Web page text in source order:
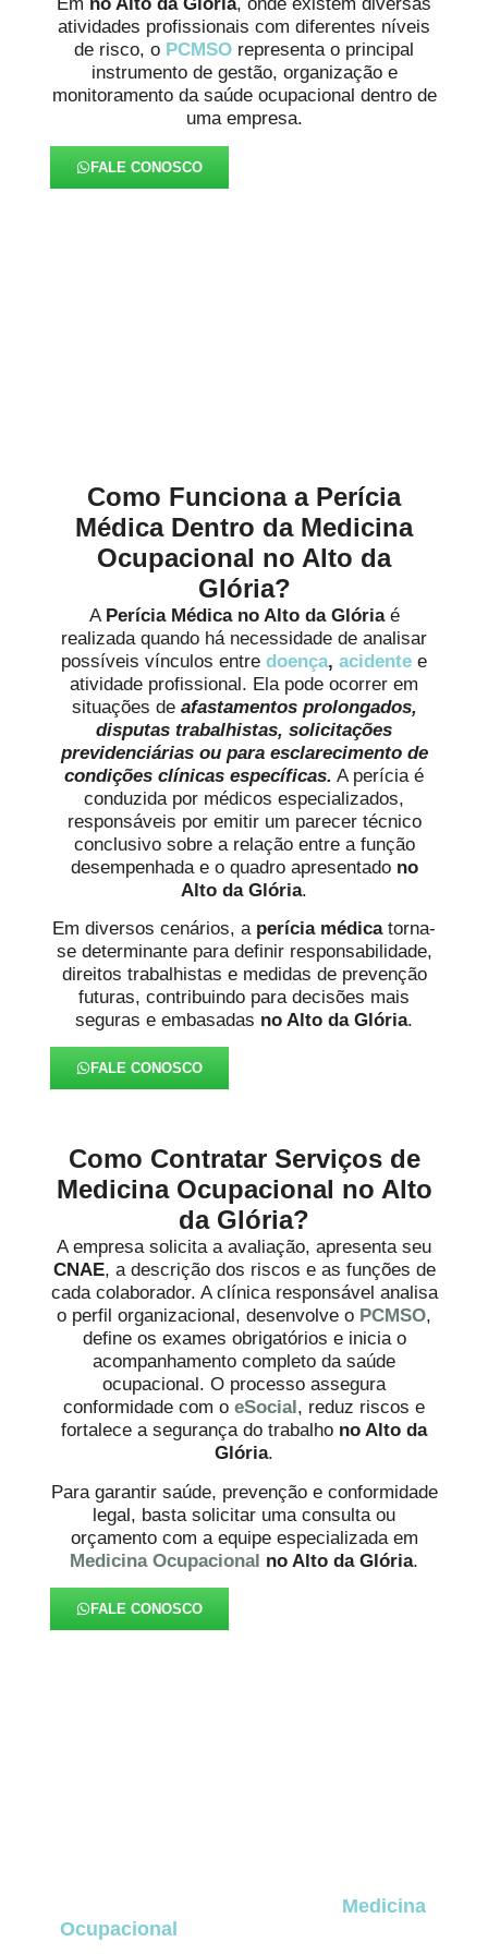
atividades profissionais com diferentes níveis
de risco, o PCMSO representa o principal
instrumento de gestão, organização e
monitoramento da saúde ocupacional dentro de
uma empresa.
FALE CONOSCO
Como Funciona a Perícia
Médica Dentro da Medicina
Ocupacional no Alto da
Glória?
A Perícia Médica no Alto da Glóriaé
realizada quando há necessidade de analisar
possíveis vínculos entre doença, acidente e
atividade profissional. Ela pode ocorrer em
situações de afastamentos prolongados,
disputas trabalhistas, solicitações
previdenciárias ou para esclarecimento de
condições clínicas específicas. A perícia é
conduzida por médicos especializados,
responsáveis por emitir um parecer técnico
conclusivo sobre a relação entre a função
desempenhada e o quadro apresentado no
Alto da Glória.
Em diversos cenários, a perícia médicatorna-
se determinante para definir responsabilidade,
direitos trabalhistas e medidas de prevenção
futuras, contribuindo para decisões mais
seguras e embasadas no Alto da Glória.
FALE CONOSCO
Como Contratar Serviços de
Medicina Ocupacional no Alto
da Glória?
A empresa solicita a avaliação, apresenta seu
CNAE, a descrição dos riscos e as funções de
cada colaborador. A clínica responsável analisa
o perfil organizacional, desenvolve o PCMSO,
define os exames obrigatórios e inicia o
acompanhamento completo da saúde
ocupacional. O processo assegura
conformidade com o eSocial , reduz riscos e
fortalece a segurança do trabalho no Alto da
Glória.
Para garantir saúde, prevenção e conformidade
legal, basta solicitar uma consulta ou
orçamento com a equipe especializada em
Medicina Ocupacional no Alto da Glória.
FALE CONOSCO
Medicina
Ocupacional